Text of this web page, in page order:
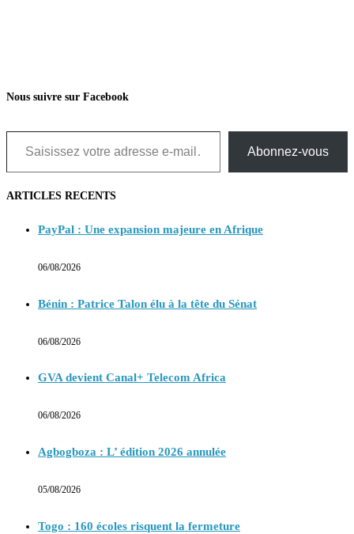
Nous suivre sur Facebook
Saisissez votre adresse e-mail…
Abonnez-vous
ARTICLES RECENTS
PayPal : Une expansion majeure en Afrique
06/08/2026
Bénin : Patrice Talon élu à la tête du Sénat
06/08/2026
GVA devient Canal+ Telecom Africa
06/08/2026
Agbogboza : L’ édition 2026 annulée
05/08/2026
Togo : 160 écoles risquent la fermeture